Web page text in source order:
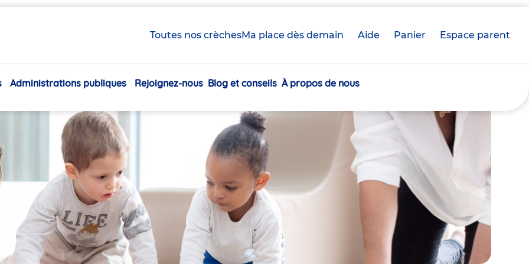
Toutes nos crèchesMa place dès demain Aide Panier crèche(s)
Espace parent
Navigation
Administrations publiques Rejoignez-nous Blog et conseils À propos de nous